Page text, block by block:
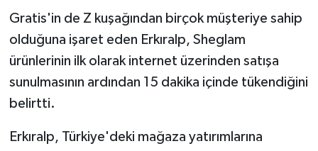
Gratis'in de Z kuşağından birçok müşteriye sahip
olduğuna işaret eden Erkıralp, Sheglam
ürünlerinin ilk olarak internet üzerinden satışa
sunulmasının ardından 15 dakika içinde tükendiğini
belirtti.
Erkıralp, Türkiye'deki mağaza yatırımlarına